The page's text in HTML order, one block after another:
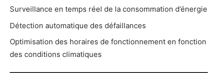
Surveillance en temps réel de la consommation d’énergie
Détection automatique des défaillances
Optimisation des horaires de fonctionnement en fonction
des conditions climatiques